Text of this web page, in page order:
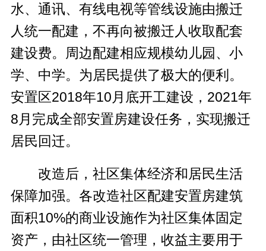
水、通讯、有线电视等管线设施由搬迁
人统一配建，不再向被搬迁人收取配套
建设费。周边配建相应规模幼儿园、小
学、中学。为居民提供了极大的便利。
安置区2018年10月底开工建设，2021年
8月完成全部安置房建设任务，实现搬迁
居民回迁。
改造后，社区集体经济和居民生活
保障加强。各改造社区配建安置房建筑
面积10%的商业设施作为社区集体固定
资产，由社区统一管理，收益主要用于